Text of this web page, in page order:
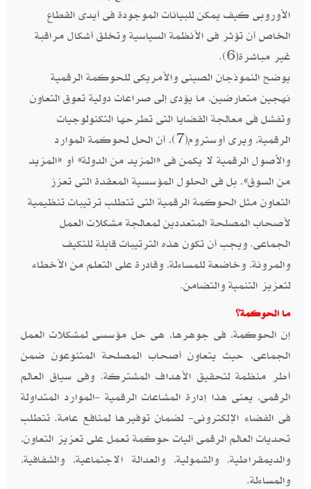
الأوروبى كيف يمكن للبيانات الموجودة فى أيدى القطاع
الخاص أن تؤثر فى الأنظمة السياسية وتخلق أشكال مراقبة
غير مباشرة(6).
يوضح النموذجان الصينى والأمريكى للحوكمة الرقمية
نهجين متعارضين، ما يؤدى إلى صراعات دولية تعوق التعاون
وتفشل فى معالجة القضايا التى تطرحها التكنولوجيات
الرقمية، ويرى أوستروم(7)، أن الحل لحوكمة الموارد
والأصول الرقمية لا يكمن فى «المزيد من الدولة» أو «المزيد
من السوق»، بل فى الحلول المؤسسية المعقدة التى تعزز
التعاون مثل الحوكمة الرقمية التى تتطلب ترتيبات تنظيمية
لأصحاب المصلحة المتعددين لمعالجة مشكلات العمل
الجماعى. ويجب أن تكون هذه الترتيبات قابلة للتكيف
والمرونة، وخاضعة للمساءلة، وقادرة على التعلم من الأخطاء
لتعزيز التنمية والتضامن.
ما الحوكمة؟
إن الحوكمة، فى جوهرها، هى حل مؤسسى لمشكلات العمل
الجماعى، حيث يتعاون أصحاب المصلحة المتنوعون ضمن
أطر منظمة لتحقيق الأهداف المشتركة. وفى سياق العالم
الرقمى، يعنى هذا إدارة المشاعات الرقمية -الموارد المتداولة
فى الفضاء الإلكترونى- لضمان توفيرها لمنافع عامة. تتطلب
تحديات العالم الرقمى آليات حوكمة تعمل على تعزيز التعاون،
والديمقراطية، والشمولية، والعدالة الاجتماعية، والشفافية،
والمساءلة.